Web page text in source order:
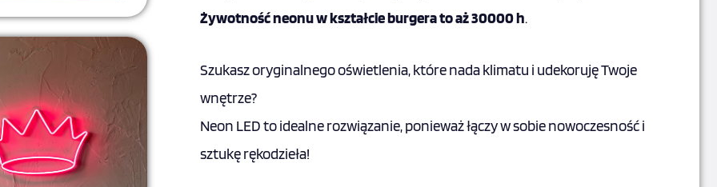
Ten
produkt
wiele
wariantów.
Opcje
Żywotność neonu w kształcie burgera to aż 30000 h.
Szukasz oryginalnego oświetlenia, które nada klimatu i udekoruję Twoje
wnętrze?
Neon LED to idealne rozwiązanie, ponieważ łączy w sobie nowoczesność i
sztukę rękodzieła!